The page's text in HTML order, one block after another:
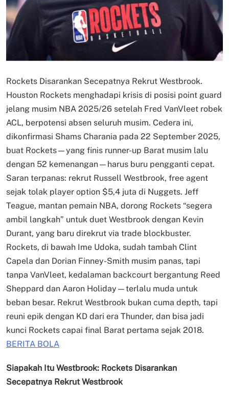
Rockets Disarankan Secepatnya Rekrut Westbrook.
Houston Rockets menghadapi krisis di posisi point guard
jelang musim NBA 2025/26 setelah Fred VanVleet robek
ACL, berpotensi absen seluruh musim. Cedera ini,
dikonfirmasi Shams Charania pada 22 September 2025,
buat Rockets—yang finis runner-up Barat musim lalu
dengan 52 kemenangan—harus buru pengganti cepat.
Saran terpanas: rekrut Russell Westbrook, free agent
sejak tolak player option $5,4 juta di Nuggets. Jeff
Teague, mantan pemain NBA, dorong Rockets “segera
ambil langkah” untuk duet Westbrook dengan Kevin
Durant, yang baru direkrut via trade blockbuster.
Rockets, di bawah Ime Udoka, sudah tambah Clint
Capela dan Dorian Finney-Smith musim panas, tapi
tanpa VanVleet, kedalaman backcourt bergantung Reed
Sheppard dan Aaron Holiday—terlalu muda untuk
beban besar. Rekrut Westbrook bukan cuma depth, tapi
reuni epik dengan KD dari era Thunder, dan bisa jadi
kunci Rockets capai final Barat pertama sejak 2018.
BERITA BOLA
Siapakah Itu Westbrook: Rockets Disarankan
Secepatnya Rekrut Westbrook